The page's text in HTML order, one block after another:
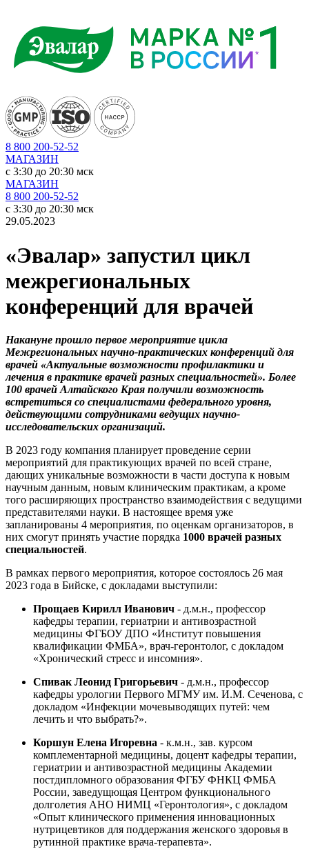
8 800 200-52-52
МАГАЗИН
c 3:30 до 20:30 мск
МАГАЗИН
8 800 200-52-52
c 3:30 до 20:30 мск
29.05.2023
«Эвалар» запустил цикл
межрегиональных
конференций для врачей
Накануне прошло первое мероприятие цикла
Межрегиональных научно-практических конференций для
врачей «Актуальные возможности профилактики и
лечения в практике врачей разных специальностей». Более
100 врачей Алтайского Края получили возможность
встретиться со специалистами федерального уровня,
действующими сотрудниками ведущих научно-
исследовательских организаций.
В 2023 году компания планирует проведение серии
мероприятий для практикующих врачей по всей стране,
дающих уникальные возможности в части доступа к новым
научным данным, новым клиническим практикам, а кроме
того расширяющих пространство взаимодействия с ведущими
представителями науки. В настоящее время уже
запланированы 4 мероприятия, по оценкам организаторов, в
них смогут принять участие порядка 1000 врачей разных
специальностей.
В рамках первого мероприятия, которое состоялось 26 мая
2023 года в Бийске, с докладами выступили:
Прощаев Кирилл Иванович - д.м.н., профессор
кафедры терапии, гериатрии и антивозрастной
медицины ФГБОУ ДПО «Институт повышения
квалификации ФМБА», врач-геронтолог, с докладом
«Хронический стресс и инсомния».
Спивак Леонид Григорьевич - д.м.н., профессор
кафедры урологии Первого МГМУ им. И.М. Сеченова, с
докладом «Инфекции мочевыводящих путей: чем
лечить и что выбрать?».
Коршун Елена Игоревна - к.м.н., зав. курсом
комплементарной медицины, доцент кафедры терапии,
гериатрии и антивозрастной медицины Академии
постдипломного образования ФГБУ ФНКЦ ФМБА
России, заведущющая Центром функционального
долголетия АНО НИМЦ «Геронтология», с докладом
«Опыт клинического применения инновационных
нутрицевтиков для поддержания женского здоровья в
рутинной практике врача-терапевта».